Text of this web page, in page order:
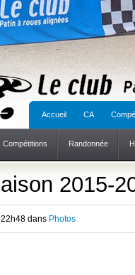
Accueil CA
Compétitions Randonnée
2015-
dans Photos